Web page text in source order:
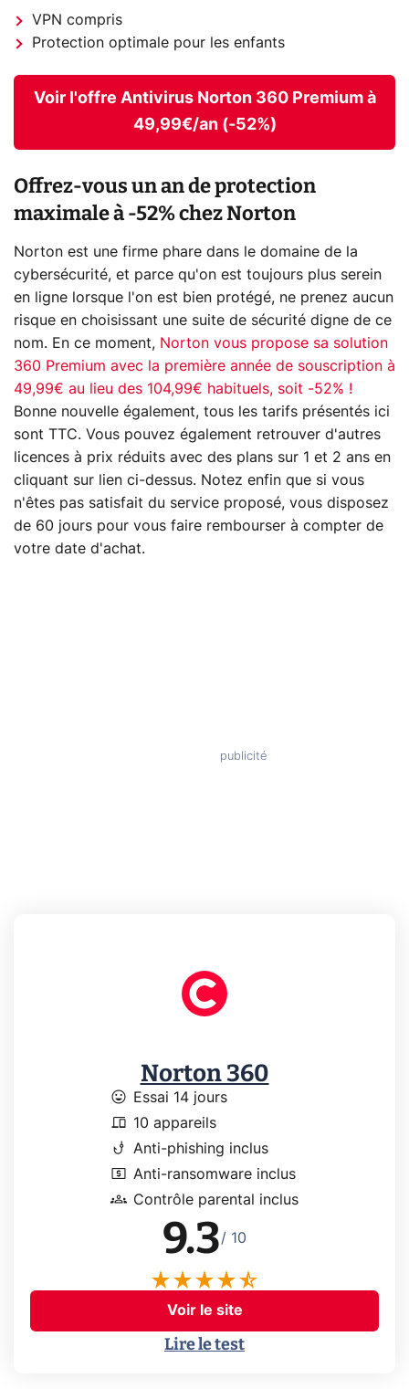
VPN compris
Protection optimale pour les enfants
Voir l'offre Antivirus Norton 360 Premium à
49,99€/an (-52%)
Offrez-vous un an de protection
maximale à -52% chez Norton
Norton est une firme phare dans le domaine de la
cybersécurité, et parce qu'on est toujours plus serein
en ligne lorsque l'on est bien protégé, ne prenez aucun
risque en choisissant une suite de sécurité digne de ce
nom. En ce moment, Norton vous propose sa solution
360 Premium avec la première année de souscription à
49,99€ au lieu des 104,99€ habituels, soit -52% !
Bonne nouvelle également, tous les tarifs présentés ici
sont TTC. Vous pouvez également retrouver d'autres
licences à prix réduits avec des plans sur 1 et 2 ans en
cliquant sur lien ci-dessus. Notez enfin que si vous
n'êtes pas satisfait du service proposé, vous disposez
de 60 jours pour vous faire rembourser à compter de
votre date d'achat.
Norton 360
mood Essai 14 jours
devices 10 appareils
phishing Anti-phishing inclus
local_atm Anti-ransomware inclus
groups Contrôle parental inclus
9.3/ 10
Voir le site
Lire le test